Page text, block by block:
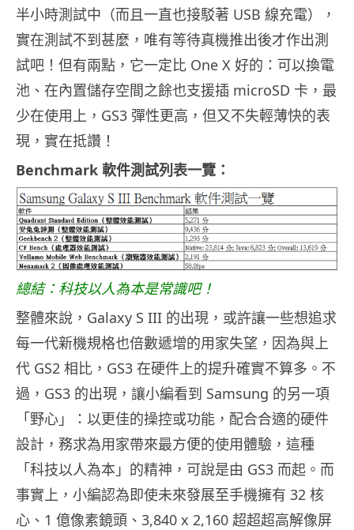
半小時測試中（而且一直也接駁著 USB 線充電），
實在測試不到甚麼，唯有等待真機推出後才作出測
試吧！但有兩點，它一定比 One X 好的：可以換電
池、在內置儲存空間之餘也支援插 microSD 卡，最
少在使用上，GS3 彈性更高，但又不失輕薄快的表
現，實在抵讚！
Benchmark 軟件測試列表一覽：
總結：科技以人為本是常識吧！
整體來說，Galaxy S III 的出現，或許讓一些想追求
每一代新機規格也倍數遞增的用家失望，因為與上
代 GS2 相比，GS3 在硬件上的提升確實不算多。不
過，GS3 的出現，讓小編看到 Samsung 的另一項
「野心」：以更佳的操控或功能，配合合適的硬件
設計，務求為用家帶來最方便的使用體驗，這種
「科技以人為本」的精神，可說是由 GS3 而起。而
事實上，小編認為即使未來發展至手機擁有 32 核
心、1 億像素鏡頭、3,840 x 2,160 超超超高解像屏